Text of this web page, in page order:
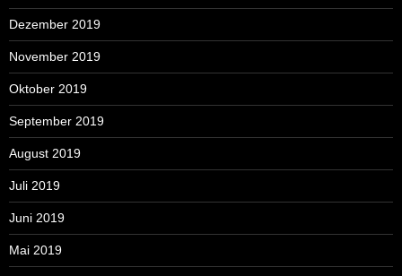
Dezember 2019
November 2019
Oktober 2019
September 2019
August 2019
Juli 2019
Juni 2019
Mai 2019